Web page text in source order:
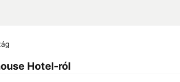
Hotel-ról